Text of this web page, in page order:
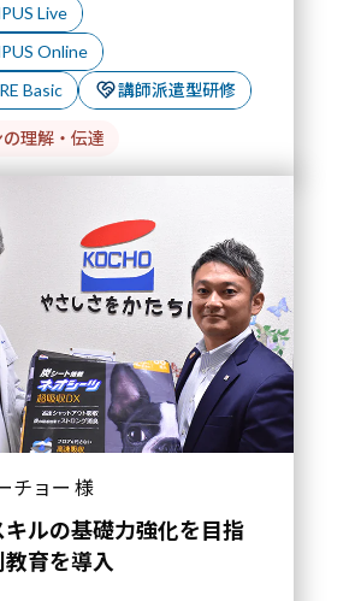
Live
Online
Basic
講師派遣型研修
の理解・伝達
チョー 様
キルの基礎力強化を目指
育を導入